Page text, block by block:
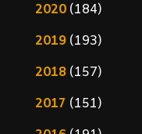
2020(184)
2019(193)
2018(157)
2017 (151)